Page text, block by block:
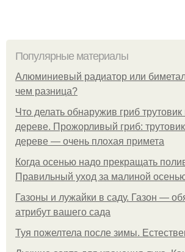
Популярные материалы
Алюминиевый радиатор или
чем разница?
Что делать обнаружив гриб
дереве. Прожорливый гриб:
дереве — очень плохая примета
Когда осенью надо прекращать
Правильный уход за малиной
Газоны и лужайки в саду. Газон —
атрибут вашего сада
Туя пожелтела после зимы.